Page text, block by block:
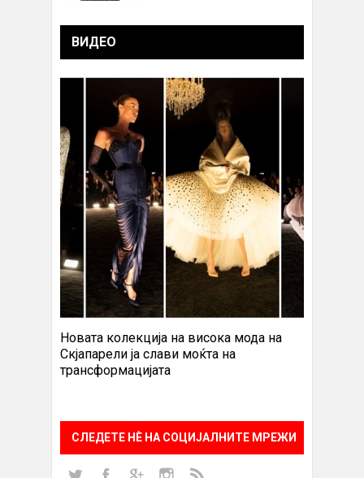
ВИДЕО
Новата колекција на висока мода на
Скјапарели ја слави моќта на
трансформацијата
СЛЕДЕТЕ НÈ НА СОЦИЈАЛНИТЕ МРЕЖИ